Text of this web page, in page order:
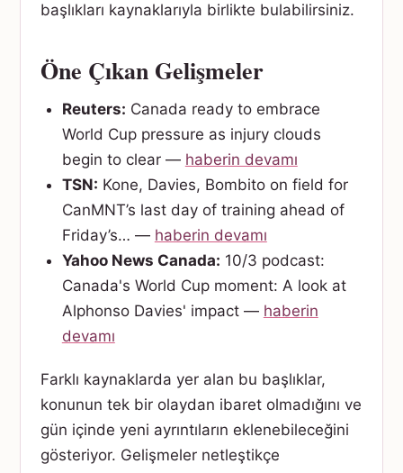
başlıkları kaynaklarıyla birlikte bulabilirsiniz.
Öne Çıkan Gelişmeler
Reuters: Canada ready to embrace
World Cup pressure as injury clouds
begin to clear — haberin devamı
TSN: Kone, Davies, Bombito on field for
CanMNT’s last day of training ahead of
Friday’s… — haberin devamı
Yahoo News Canada: 10/3 podcast:
Canada's World Cup moment: A look at
Alphonso Davies' impact — haberin
devamı
Farklı kaynaklarda yer alan bu başlıklar,
konunun tek bir olaydan ibaret olmadığını ve
gün içinde yeni ayrıntıların eklenebileceğini
gösteriyor. Gelişmeler netleştikçe